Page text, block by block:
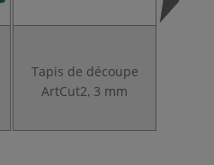
Tapis de découpe
ArtCut2, 3 mm